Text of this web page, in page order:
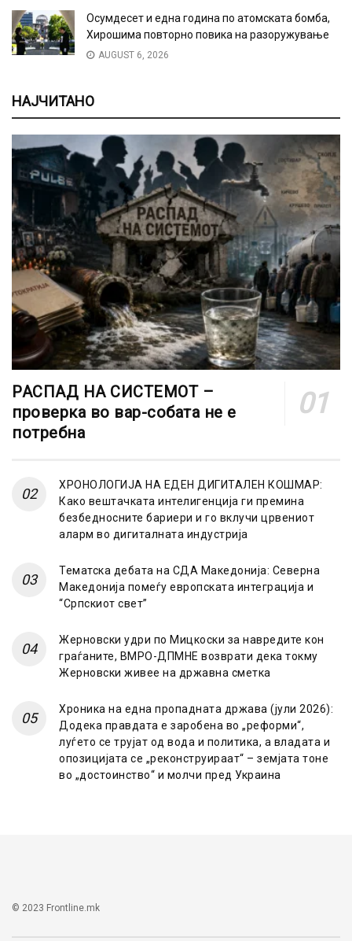
Осумдесет и една година по атомската бомба,
Хирошима повторно повика на разоружување
AUGUST 6, 2026
НАЈЧИТАНО
РАСПАД НА СИСТЕМОТ –
проверка во вар-собата не е
потребна
ХРОНОЛОГИЈА НА ЕДЕН ДИГИТАЛЕН КОШМАР:
Како вештачката интелигенција ги премина
безбедносните бариери и го вклучи црвениот
аларм во дигиталната индустрија
Тематска дебата на СДА Македонија: Северна
Македонија помеѓу европската интеграција и
“Српскиот свет”
Жерновски удри по Мицкоски за навредите кон
граѓаните, ВМРО-ДПМНЕ возврати дека токму
Жерновски живее на државна сметка
Хроника на една пропадната држава (јули 2026):
Додека правдата е заробена во „реформи“,
луѓето се трујат од вода и политика, а владата и
опозицијата се „реконструираат“ – земјата тоне
во „достоинство“ и молчи пред Украина
© 2023 Frontline.mk